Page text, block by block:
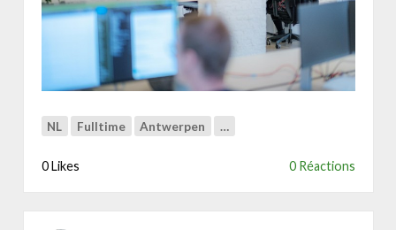
i
o
r
j
NL Fulltime Antwerpen …
0 Likes 0 Réactions